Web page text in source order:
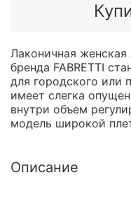
Лаконичная женская
бренда FABRETTI
для городского или
имеет слегка
внутри объем
модель широкой
Описание